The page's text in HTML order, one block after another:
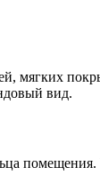
мягких
вид.